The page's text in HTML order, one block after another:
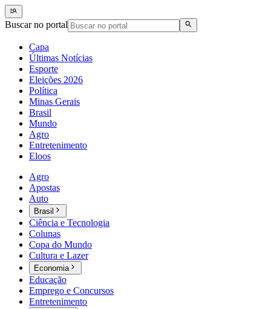
Buscar no portal
Capa
Últimas Notícias
Esporte
Eleições 2026
Política
Minas Gerais
Brasil
Mundo
Agro
Entretenimento
Eloos
Agro
Apostas
Auto
Brasil
Ciência e Tecnologia
Colunas
Copa do Mundo
Cultura e Lazer
Economia
Educação
Emprego e Concursos
Entretenimento